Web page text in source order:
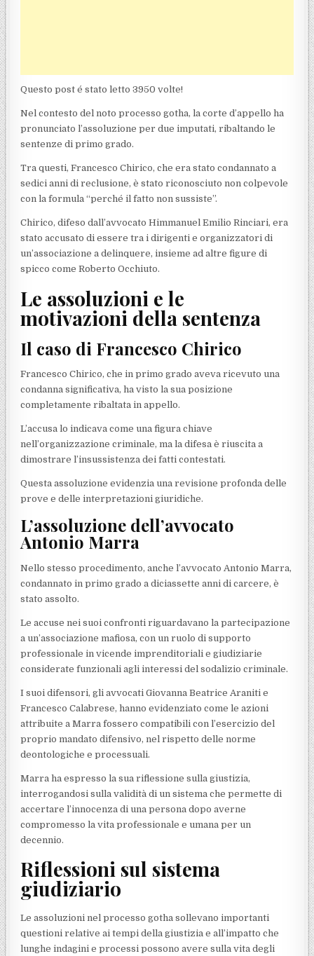
Questo post é stato letto 3950 volte!
Nel contesto del noto processo gotha, la corte d’appello ha
pronunciato l’assoluzione per due imputati, ribaltando le
sentenze di primo grado.
Tra questi, Francesco Chirico, che era stato condannato a
sedici anni di reclusione, è stato riconosciuto non colpevole
con la formula “perché il fatto non sussiste”.
Chirico, difeso dall’avvocato Himmanuel Emilio Rinciari, era
stato accusato di essere tra i dirigenti e organizzatori di
un’associazione a delinquere, insieme ad altre figure di
spicco come Roberto Occhiuto.
Le assoluzioni e le
motivazioni della sentenza
Il caso di Francesco Chirico
Francesco Chirico, che in primo grado aveva ricevuto una
condanna significativa, ha visto la sua posizione
completamente ribaltata in appello.
L’accusa lo indicava come una figura chiave
nell’organizzazione criminale, ma la difesa è riuscita a
dimostrare l’insussistenza dei fatti contestati.
Questa assoluzione evidenzia una revisione profonda delle
prove e delle interpretazioni giuridiche.
L’assoluzione dell’avvocato
Antonio Marra
Nello stesso procedimento, anche l’avvocato Antonio Marra,
condannato in primo grado a diciassette anni di carcere, è
stato assolto.
Le accuse nei suoi confronti riguardavano la partecipazione
a un’associazione mafiosa, con un ruolo di supporto
professionale in vicende imprenditoriali e giudiziarie
considerate funzionali agli interessi del sodalizio criminale.
I suoi difensori, gli avvocati Giovanna Beatrice Araniti e
Francesco Calabrese, hanno evidenziato come le azioni
attribuite a Marra fossero compatibili con l’esercizio del
proprio mandato difensivo, nel rispetto delle norme
deontologiche e processuali.
Marra ha espresso la sua riflessione sulla giustizia,
interrogandosi sulla validità di un sistema che permette di
accertare l’innocenza di una persona dopo averne
compromesso la vita professionale e umana per un
decennio.
Riflessioni sul sistema
giudiziario
Le assoluzioni nel processo gotha sollevano importanti
questioni relative ai tempi della giustizia e all’impatto che
lunghe indagini e processi possono avere sulla vita degli